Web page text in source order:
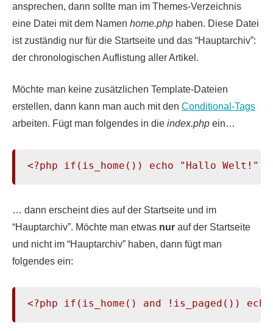
ansprechen, dann sollte man im Themes-Verzeichnis
eine Datei mit dem Namen home.php haben. Diese Datei
ist zuständig nur für die Startseite und das “Hauptarchiv”:
der chronologischen Auflistung aller Artikel.
Möchte man keine zusätzlichen Template-Dateien
erstellen, dann kann man auch mit den Conditional-Tags
arbeiten. Fügt man folgendes in die index.php ein…
<?php if(is_home()) echo "Hallo Welt!";
… dann erscheint dies auf der Startseite und im
“Hauptarchiv”. Möchte man etwas nur auf der Startseite
und nicht im “Hauptarchiv” haben, dann fügt man
folgendes ein:
<?php if(is_home() and !is_paged())